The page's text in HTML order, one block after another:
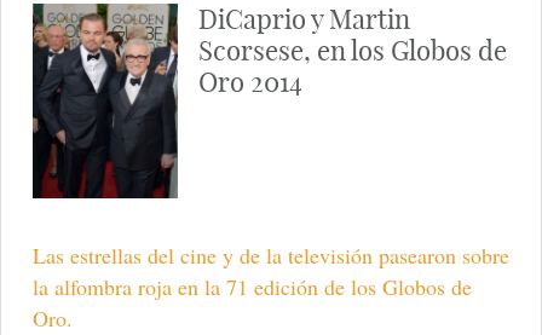
DiCaprio y Martin
Scorsese, en los Globos de
Oro 2014
Las estrellas del cine y de la televisión pasearon sobre
la alfombra roja en la 71 edición de los Globos de
Oro.